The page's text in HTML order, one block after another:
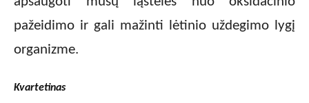
pažeidimo ir gali mažinti lėtinio uždegimo lygį
organizme.
Kvartetinas